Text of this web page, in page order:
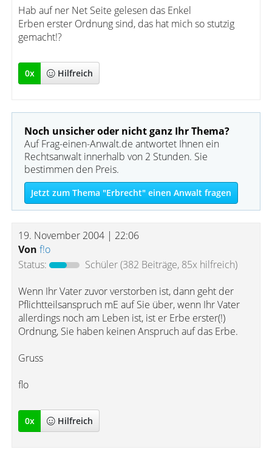
Hab auf ner Net Seite gelesen das Enkel
Erben erster Ordnung sind, das hat mich so stutzig
gemacht!?
0x Hilfreich
Noch unsicher oder nicht ganz Ihr Thema?
Auf Frag-einen-Anwalt.de antwortet Ihnen ein
Rechtsanwalt innerhalb von 2 Stunden. Sie
bestimmen den Preis.
Jetzt zum Thema "Erbrecht" einen Anwalt fragen
19. November 2004 | 22:06
Von f!o
Status:
Schüler(382 Beiträge, 85x hilfreich)
Wenn Ihr Vater zuvor verstorben ist, dann geht der
Pflichtteilsanspruch mE auf Sie über, wenn Ihr Vater
allerdings noch am Leben ist, ist er Erbe erster(!)
Ordnung, Sie haben keinen Anspruch auf das Erbe.
Gruss
flo
0x Hilfreich